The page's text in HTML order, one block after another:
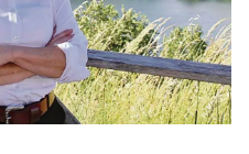
dos coches en la